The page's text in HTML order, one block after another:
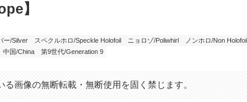
】
ー/Silver スペクルホロ/Speckle Holofoil ニョロゾ/Poliwhirl ノンホロ/Non Holofoil
中国/China 第9世代/Generation 9
る画像の無断転載・無断使用を固く禁じます。